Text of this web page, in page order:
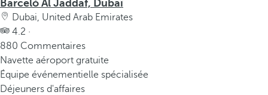
Barceló Al Jaddaf, Dubaï
Dubai, United Arab Emirates
4.2 ·
880 Commentaires
Navette aéroport gratuite
Équipe événementielle spécialisée
Déjeuners d'affaires